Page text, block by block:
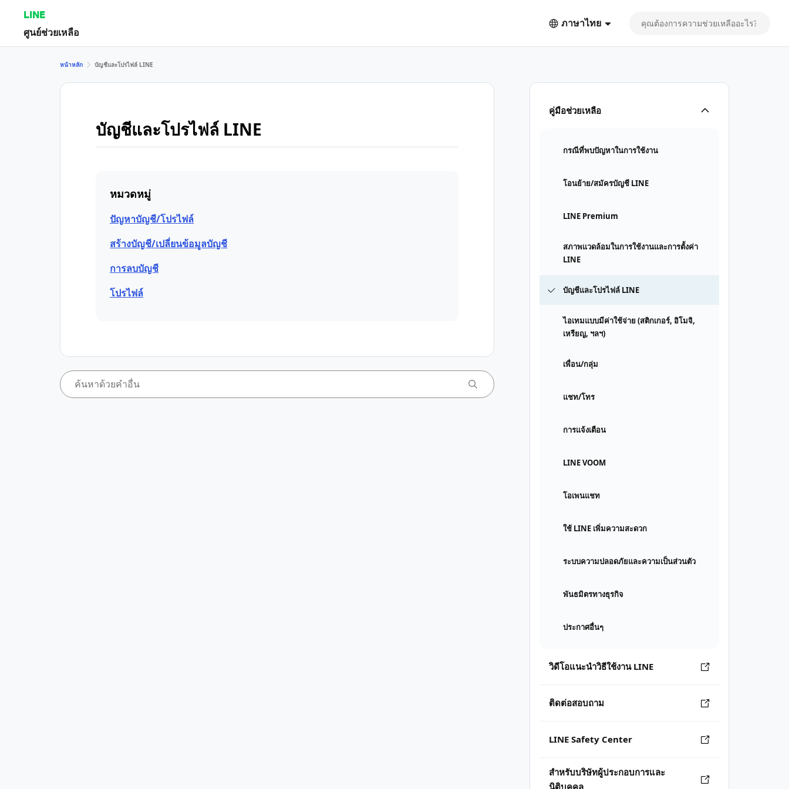
LINE
ศูนย์ช่วยเหลือ
ภาษาไทย
คู่มือช่วยเหลือ
กรณีที่พบปัญหาในการใช้งาน
โอนย้าย/สมัครบัญชี LINE
LINE Premium
สภาพแวดล้อมในการใช้งานและการตั้งค่า
LINE
บัญชีและโปรไฟล์ LINE
ไอเทมแบบมีค่าใช้จ่าย (สติกเกอร์, อิโมจิ,
เหรียญ, ฯลฯ)
เพื่อน/กลุ่ม
แชท/โทร
การแจ้งเตือน
LINE VOOM
โอเพนแชท
ใช้ LINE เพิ่มความสะดวก
ระบบความปลอดภัยและความเป็นส่วนตัว
พันธมิตรทางธุรกิจ
ประกาศอื่นๆ
วิดีโอแนะนำวิธีใช้งาน LINE
ติดต่อสอบถาม
LINE Safety Center
สำหรับบริษัทผู้ประกอบการและ
นิติบุคคล
หน้าหลัก บัญชีและโปรไฟล์ LINE
บัญชีและโปรไฟล์ LINE
หมวดหมู่
ปัญหาบัญชี/โปรไฟล์
สร้างบัญชี/เปลี่ยนข้อมูลบัญชี
การลบบัญชี
โปรไฟล์